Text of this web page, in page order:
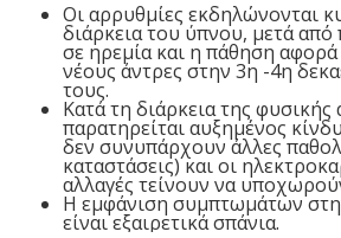
Οι αρρυθμίες εκδηλώνονται
διάρκεια του ύπνου, μετά από
σε ηρεμία και η πάθηση
νέους άντρες στην 3η -4η
τους.
Κατά τη διάρκεια της
παρατηρείται αυξημένος
δεν συνυπάρχουν άλλες
καταστάσεις) και οι
αλλαγές τείνουν να
Η εμφάνιση συμπτωμάτων
είναι εξαιρετικά σπάνια.